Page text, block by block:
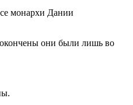
монархи Дании
окончены они были лишь во